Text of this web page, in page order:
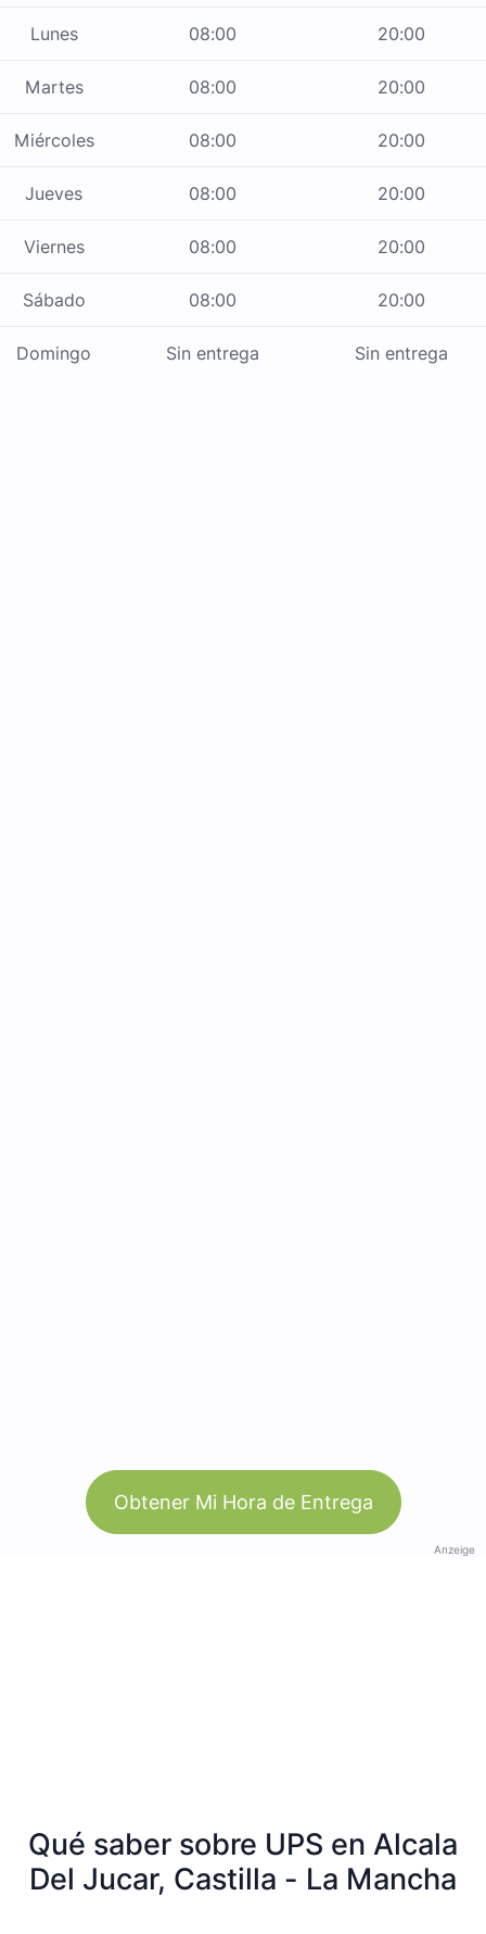
Lunes 08:00 20:00
Martes 08:00 20:00
Miércoles 08:00 20:00
Jueves 08:00 20:00
Viernes 08:00 20:00
Sábado 08:00 20:00
Domingo Sin entrega Sin entrega
Obtener Mi Hora de Entrega
Anzeige
Qué saber sobre UPS en Alcala
Del Jucar, Castilla - La Mancha